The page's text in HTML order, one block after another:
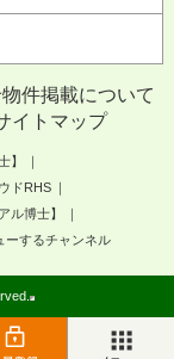
物件掲載について
イトマップ
】
ドRHS
ル博士】
ーするチャンネル